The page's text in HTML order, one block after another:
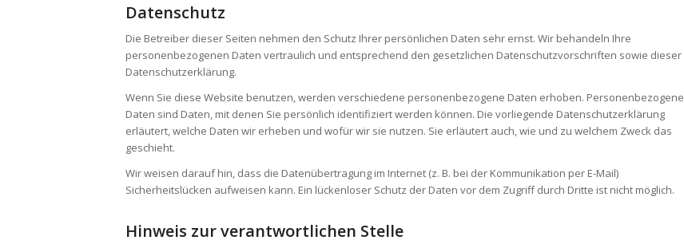
Datenschutz
Die Betreiber dieser Seiten nehmen den Schutz Ihrer persönlichen Daten sehr ernst. Wir behandeln Ihre
personenbezogenen Daten vertraulich und entsprechend den gesetzlichen Datenschutzvorschriften sowie dieser
Datenschutzerklärung.
Wenn Sie diese Website benutzen, werden verschiedene personenbezogene Daten erhoben. Personenbezogene
Daten sind Daten, mit denen Sie persönlich identifiziert werden können. Die vorliegende Datenschutzerklärung
erläutert, welche Daten wir erheben und wofür wir sie nutzen. Sie erläutert auch, wie und zu welchem Zweck das
geschieht.
Wir weisen darauf hin, dass die Datenübertragung im Internet (z. B. bei der Kommunikation per E-Mail)
Sicherheitslücken aufweisen kann. Ein lückenloser Schutz der Daten vor dem Zugriff durch Dritte ist nicht möglich.
Hinweis zur verantwortlichen Stelle